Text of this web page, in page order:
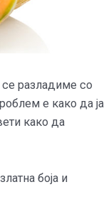
разладиме со
е како да ја
како да
боја и